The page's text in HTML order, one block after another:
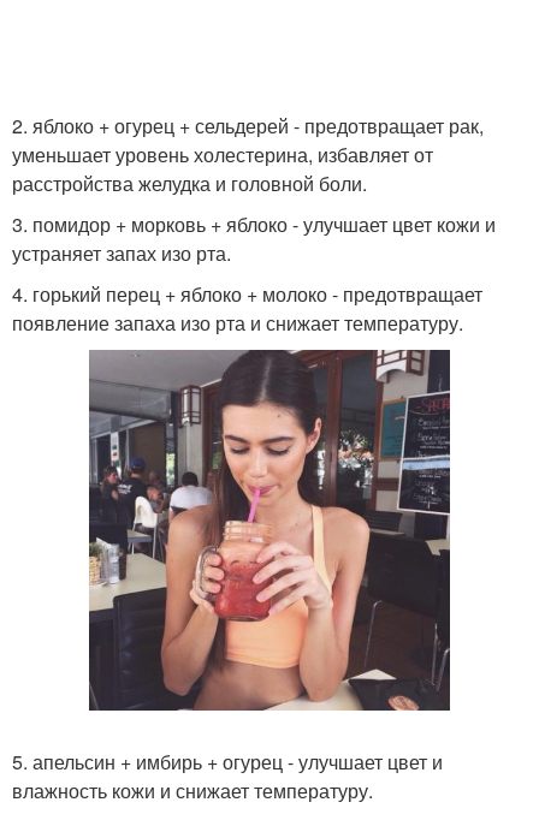
2. яблоко + огурец + сельдерей - предотвращает рак,
уменьшает уровень холестерина, избавляет от
расстройства желудка и головной боли.
3. помидор + морковь + яблоко - улучшает цвет кожи и
устраняет запах изо рта.
4. горький перец + яблоко + молоко - предотвращает
появление запаха изо рта и снижает температуру.
5. апельсин + имбирь + огурец - улучшает цвет и
влажность кожи и снижает температуру.